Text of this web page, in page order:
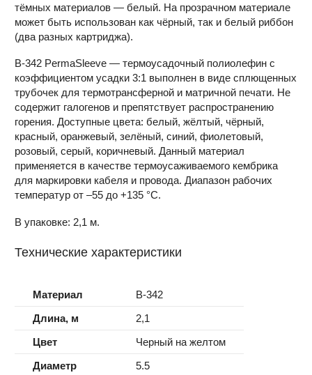
тёмных материалов — белый. На прозрачном материале
может быть использован как чёрный, так и белый риббон
(два разных картриджа).
B-342 PermaSleeve — термоусадочный полиолефин с
коэффициентом усадки 3:1 выполнен в виде сплющенных
трубочек для термотрансферной и матричной печати. Не
содержит галогенов и препятствует распространению
горения. Доступные цвета: белый, жёлтый, чёрный,
красный, оранжевый, зелёный, синий, фиолетовый,
розовый, серый, коричневый. Данный материал
применяется в качестве термоусаживаемого кембрика
для маркировки кабеля и провода. Диапазон рабочих
температур от –55 до +135 °C.
В упаковке: 2,1 м.
Технические характеристики
Материал
B-342
Длина, м
2,1
Цвет
Черный на желтом
Диаметр
5.5